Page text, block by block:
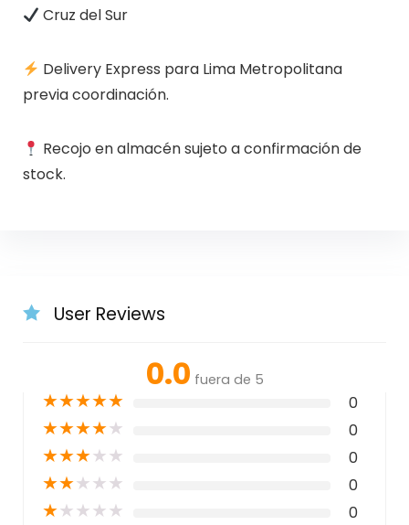
Cruz del Sur
Delivery Express para Lima Metropolitana
previa coordinación.
Recojo en almacén sujeto a confirmación de
stock.
User Reviews
0.0 fuera de 5
★★★★★ 0
★★★★★ 0
★★★★★ 0
★★★★★ 0
★★★★★ 0